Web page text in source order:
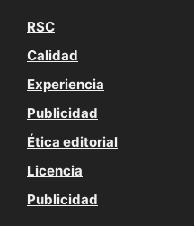
RSC
Calidad
Experiencia
Publicidad
Ética editorial
Licencia
Publicidad